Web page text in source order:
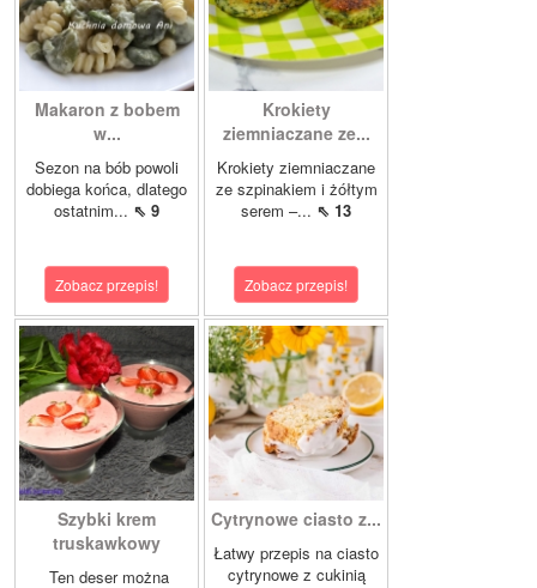
Makaron z bobem
w...
Sezon na bób powoli
dobiega końca, dlatego
ostatnim... ⇖ 9
Zobacz przepis!
Krokiety
ziemniaczane ze...
Krokiety ziemniaczane
ze szpinakiem i żółtym
serem –... ⇖ 13
Zobacz przepis!
Szybki krem
truskawkowy
Ten deser można
Cytrynowe ciasto z...
Łatwy przepis na ciasto
cytrynowe z cukinią